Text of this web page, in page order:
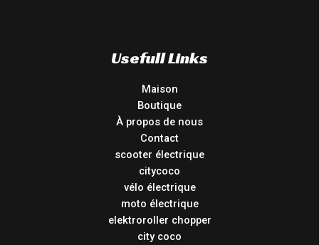
Usefull Links
Maison
Boutique
À propos de nous
Contact
scooter électrique
citycoco
vélo électrique
moto électrique
elektroroller chopper
city coco